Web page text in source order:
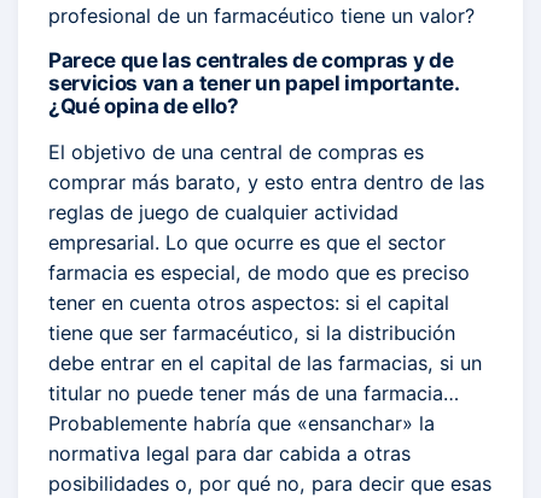
profesional de un farmacéutico tiene un valor?
Parece que las centrales de compras y de
servicios van a tener un papel importante.
¿Qué opina de ello?
El objetivo de una central de compras es
comprar más barato, y esto entra dentro de las
reglas de juego de cualquier actividad
empresarial. Lo que ocurre es que el sector
farmacia es especial, de modo que es preciso
tener en cuenta otros aspectos: si el capital
tiene que ser farmacéutico, si la distribución
debe entrar en el capital de las farmacias, si un
titular no puede tener más de una farmacia…
Probablemente habría que «ensanchar» la
normativa legal para dar cabida a otras
posibilidades o, por qué no, para decir que esas